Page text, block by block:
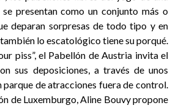
presentan como un conjunto más o
deparan sorpresas de todo tipo y en
lo escatológico tiene su porqué.
piss”, el Pabellón de Austria invita el
sus deposiciones, a través de unos
parque de atracciones fuera de control.
de Luxemburgo, Aline Bouvy propone